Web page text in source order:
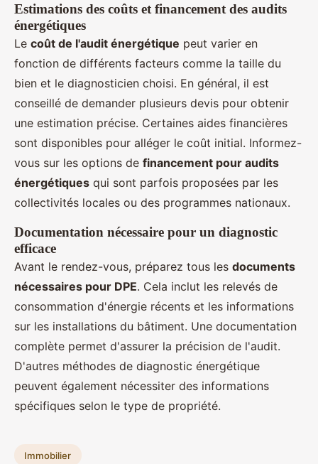
Estimations des coûts et financement des audits
énergétiques
Le coût de l'audit énergétique peut varier en
fonction de différents facteurs comme la taille du
bien et le diagnosticien choisi. En général, il est
conseillé de demander plusieurs devis pour obtenir
une estimation précise. Certaines aides financières
sont disponibles pour alléger le coût initial. Informez-
vous sur les options de financement pour audits
énergétiques qui sont parfois proposées par les
collectivités locales ou des programmes nationaux.
Documentation nécessaire pour un diagnostic
efficace
Avant le rendez-vous, préparez tous les documents
nécessaires pour DPE. Cela inclut les relevés de
consommation d'énergie récents et les informations
sur les installations du bâtiment. Une documentation
complète permet d'assurer la précision de l'audit.
D'autres méthodes de diagnostic énergétique
peuvent également nécessiter des informations
spécifiques selon le type de propriété.
Immobilier